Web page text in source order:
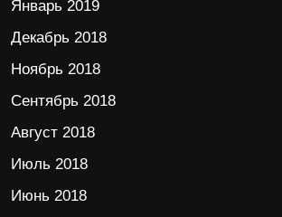
Январь 2019
Декабрь 2018
Ноябрь 2018
Сентябрь 2018
Август 2018
Июль 2018
Июнь 2018